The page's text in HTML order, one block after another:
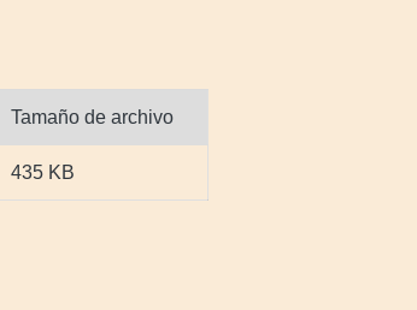
Tamaño de archivo
435 KB